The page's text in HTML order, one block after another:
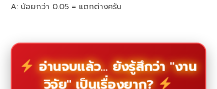
A: น้อยกว่า 0.05 = แตกต่างครับ
อ่านจบแล้ว... ยังรู้สึกว่า "งาน
วิจัย" เป็นเรื่องยาก?